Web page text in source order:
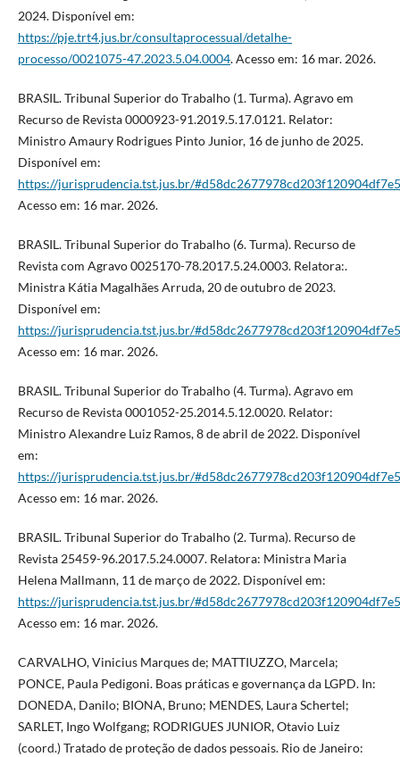
2024. Disponível em:
https://pje.trt4.jus.br/consultaprocessual/detalhe-
processo/0021075-47.2023.5.04.0004. Acesso em: 16 mar. 2026.
BRASIL. Tribunal Superior do Trabalho (1. Turma). Agravo em
Recurso de Revista 0000923-91.2019.5.17.0121. Relator:
Ministro Amaury Rodrigues Pinto Junior, 16 de junho de 2025.
Disponível em:
https://jurisprudencia.tst.jus.br/
Acesso em: 16 mar. 2026.
BRASIL. Tribunal Superior do Trabalho (6. Turma). Recurso de
Revista com Agravo 0025170-78.2017.5.24.0003. Relatora:.
Ministra Kátia Magalhães Arruda, 20 de outubro de 2023.
Disponível em:
https://jurisprudencia.tst.jus.br/
Acesso em: 16 mar. 2026.
BRASIL. Tribunal Superior do Trabalho (4. Turma). Agravo em
Recurso de Revista 0001052-25.2014.5.12.0020. Relator:
Ministro Alexandre Luiz Ramos, 8 de abril de 2022. Disponível
em:
https://jurisprudencia.tst.jus.br/
Acesso em: 16 mar. 2026.
BRASIL. Tribunal Superior do Trabalho (2. Turma). Recurso de
Revista 25459-96.2017.5.24.0007. Relatora: Ministra Maria
Helena Mallmann, 11 de março de 2022. Disponível em:
https://jurisprudencia.tst.jus.br/
Acesso em: 16 mar. 2026.
CARVALHO, Vinicius Marques de; MATTIUZZO, Marcela;
PONCE, Paula Pedigoni. Boas práticas e governança da LGPD. In:
DONEDA, Danilo; BIONA, Bruno; MENDES, Laura Schertel;
SARLET, Ingo Wolfgang; RODRIGUES JUNIOR, Otavio Luiz
(coord.) Tratado de proteção de dados pessoais. Rio de Janeiro: